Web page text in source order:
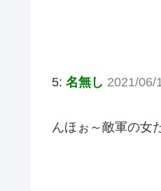
5: 名無し 2021/06/
んほぉ～敵軍の女